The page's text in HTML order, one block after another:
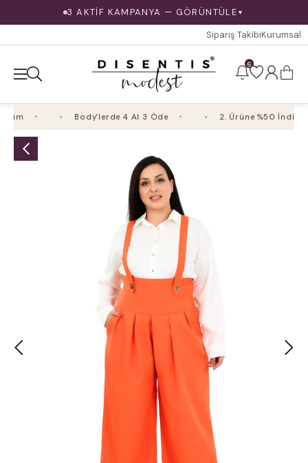
3 AKTİF KAMPANYA — GÖRÜNTÜLE ▼
Sipariş TakibiKurumsal
6
Body'lerde 4 Al 3 Öde 2. Ürüne %50 İndirim